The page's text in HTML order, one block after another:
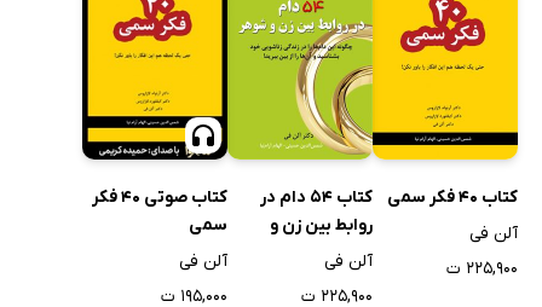
کتاب 40 فکر سمی
آلن فی
۲۲۵,۹۰۰ ت
کتاب ۵۴ دام در
روابط بین زن و
شوهر
آلن فی
۲۲۵,۹۰۰ ت
کتاب صوتی 40 فکر
سمی
آلن فی
۱۹۵,۰۰۰ ت